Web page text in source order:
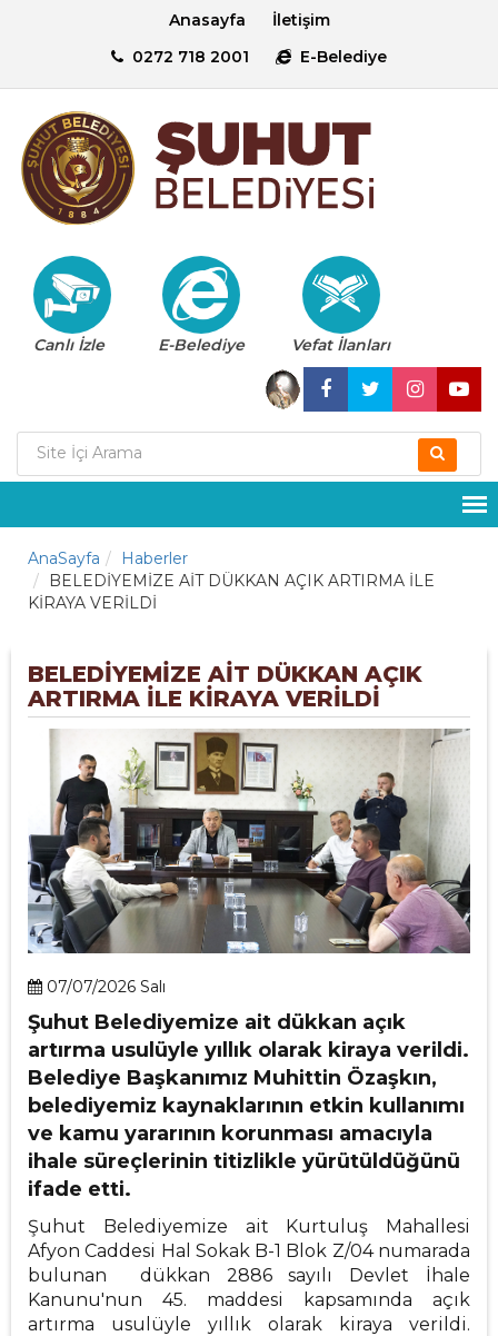
Anasayfa
İletişim
0272 718 2001
E-Belediye
Canlı İzle E-Belediye Vefat İlanları
AnaSayfa
Haberler
BELEDİYEMİZE AİT DÜKKAN AÇIK ARTIRMA İLE
KİRAYA VERİLDİ
BELEDİYEMİZE AİT DÜKKAN AÇIK
ARTIRMA İLE KİRAYA VERİLDİ
07/07/2026 Salı
Şuhut Belediyemize ait dükkan açık
artırma usulüyle yıllık olarak kiraya verildi.
Belediye Başkanımız Muhittin Özaşkın,
belediyemiz kaynaklarının etkin kullanımı
ve kamu yararının korunması amacıyla
ihale süreçlerinin titizlikle yürütüldüğünü
ifade etti.
Şuhut Belediyemize ait Kurtuluş Mahallesi
Afyon Caddesi Hal Sokak B-1 Blok Z/04 numarada
bulunan dükkan 2886 sayılı Devlet İhale
Kanunu'nun 45. maddesi kapsamında açık
artırma usulüyle yıllık olarak kiraya verildi.